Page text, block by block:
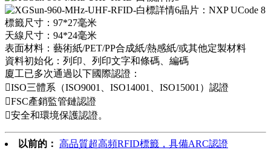
晶片：NXP UCode 8
標籤尺寸：97*27毫米
天線尺寸：94*24毫米
表面材料：藝術紙/PET/PP合成紙/熱感紙/或其他定製材料
資料初始化：列印、列印文字和條碼、編碼
廈工已多次通過以下國際認證：
ISO三體系（ISO9001、ISO14001、ISO15001）認證
FSC產銷監管鏈認證
安全和環境保護認證。
以前的： 高品質超高頻RFID標籤，具備ARC認證